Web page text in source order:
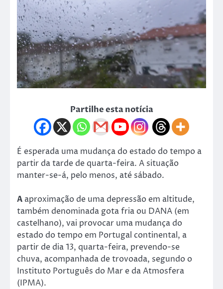
Partilhe esta notícia
É esperada uma mudança do estado do tempo a
partir da tarde de quarta-feira. A situação
manter-se-á, pelo menos, até sábado.
A aproximação de uma depressão em altitude,
também denominada gota fria ou DANA (em
castelhano), vai provocar uma mudança do
estado do tempo em Portugal continental, a
partir de dia 13, quarta-feira, prevendo-se
chuva, acompanhada de trovoada, segundo o
Instituto Português do Mar e da Atmosfera
(IPMA).